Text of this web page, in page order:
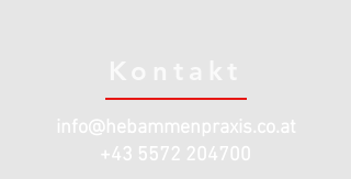
info@hebammenpraxis.co.at
+43 5572 204700